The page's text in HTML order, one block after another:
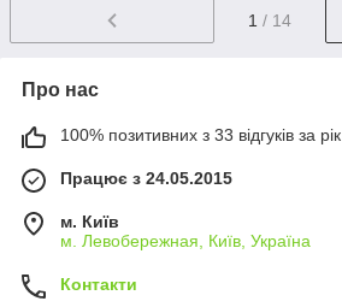
1 / 14
Про нас
100% позитивних з 33 відгуків за рік
Працює з 24.05.2015
м. Київ
м. Левобережная, Київ, Україна
Контакти